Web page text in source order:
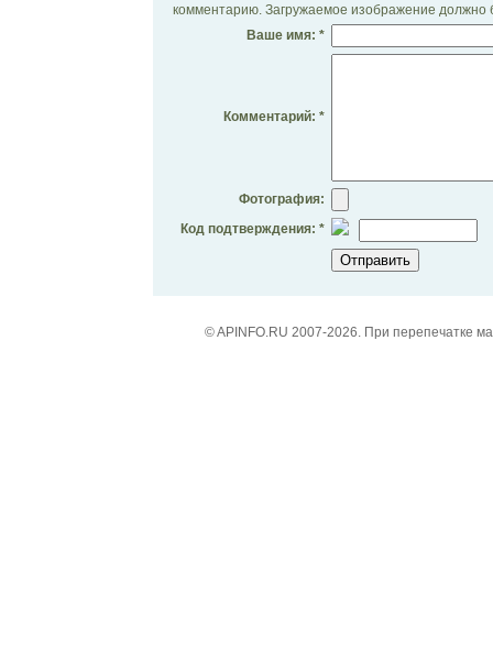
комментарию. Загружаемое изображение должно
Ваше имя: *
Комментарий: *
Фотография:
Код подтверждения: *
© APINFO.RU 2007-2026. При перепечатке